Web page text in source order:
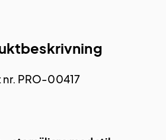
nr. PRO-00417